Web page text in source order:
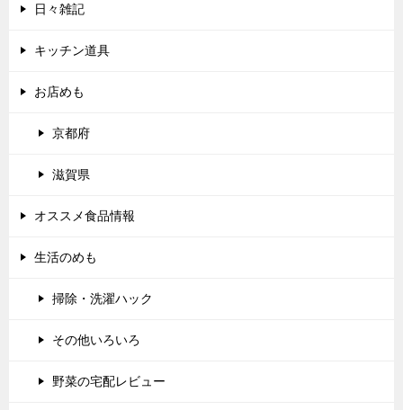
日々雑記
キッチン道具
お店めも
京都府
滋賀県
オススメ食品情報
生活のめも
掃除・洗濯ハック
その他いろいろ
野菜の宅配レビュー